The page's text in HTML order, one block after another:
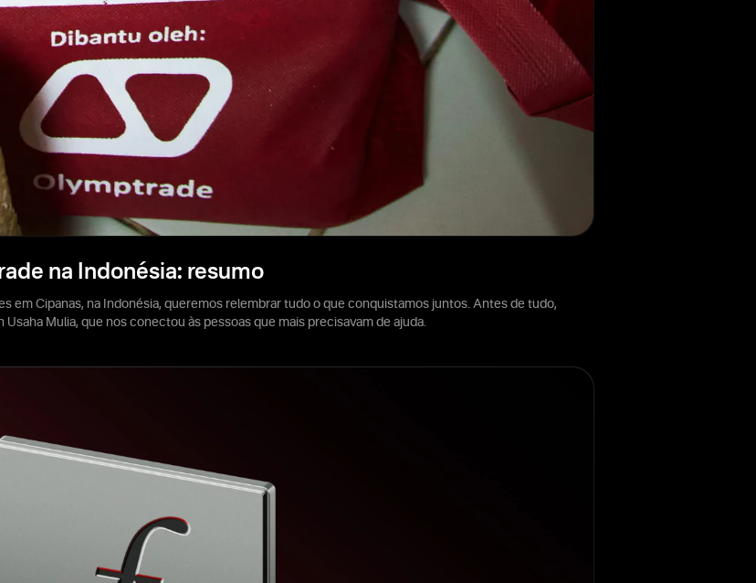
na Indonésia: resumo
em Cipanas, na Indonésia, queremos relembrar tudo o que conquistamos juntos. Antes de tudo,
Mulia, que nos conectou às pessoas que mais precisavam de ajuda.